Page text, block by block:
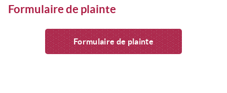
Formulaire de plainte
Formulaire de plainte